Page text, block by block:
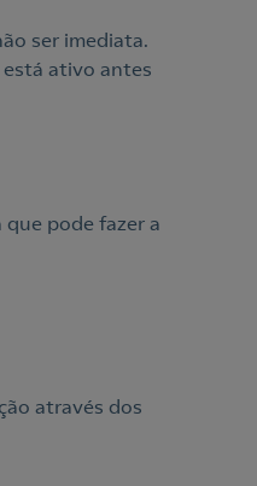
ser imediata.
ativo antes
pode fazer a
através dos